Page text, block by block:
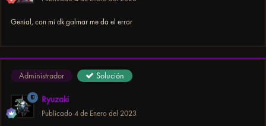
Genial, con mi dk galmar me da el error
Administrador Solución
Ryuzaki
Publicado 4 de Enero del 2023